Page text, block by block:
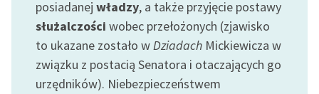
Kolekcje edukacyjne
twórców przechodzących
do domeny publicznej,
lektur szkolnych oraz
Starego Testamentu
posiadanej władzy, a także przyjęcie postawy
służalczości wobec przełożonych (zjawisko
to ukazane zostało wDziadach Mickiewicza w
związku z postacią Senatora i otaczających go
urzędników). Niebezpieczeństwem